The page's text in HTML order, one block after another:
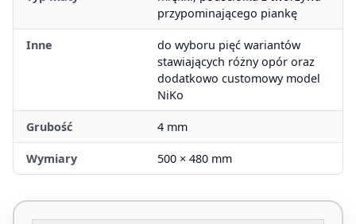
przypominającego piankę
Inne
do wyboru pięć wariantów
stawiających różny opór oraz
dodatkowo customowy model
NiKo
Grubość 4 mm
Wymiary 500 × 480 mm